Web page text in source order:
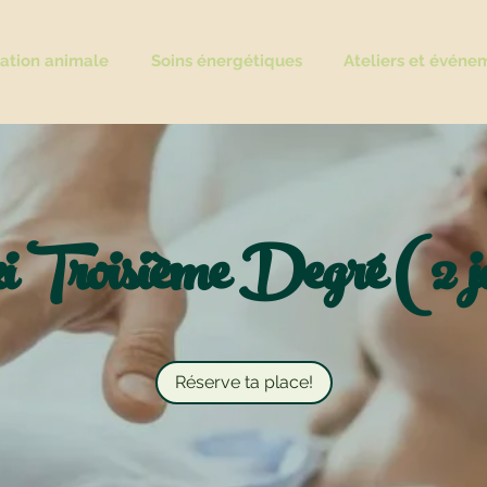
animale Soins énergétiques Ateliers et
Degré (2
Réserve ta place!